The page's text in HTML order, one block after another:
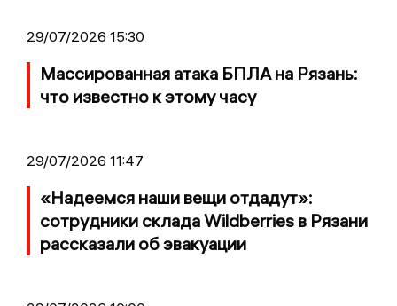
29/07/2026 15:30
Массированная атака БПЛА на Рязань:
что известно к этому часу
29/07/2026 11:47
«Надеемся наши вещи отдадут»:
сотрудники склада Wildberries в Рязани
рассказали об эвакуации